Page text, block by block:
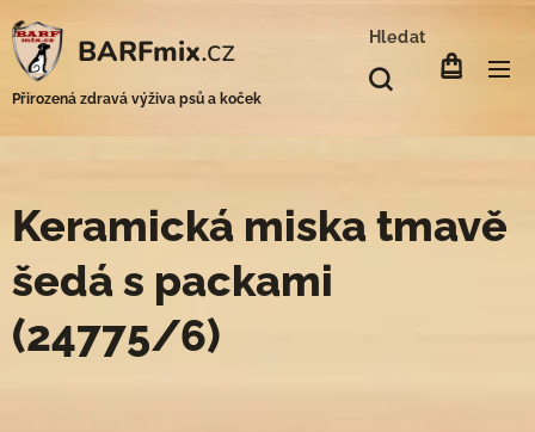
BARFmix.cz
Přirozená zdravá výživa psů a koček
Hledat
Keramická miska tmavě
šedá s packami
(24775/6)